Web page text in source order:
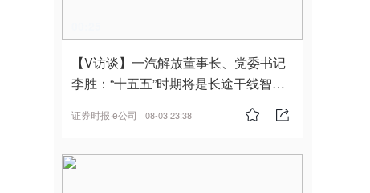
【V访谈】一汽解放董事长、党委书记
李胜：“十五五”时期将是长途干线智能
证券时报·e公司 08-03 23:38